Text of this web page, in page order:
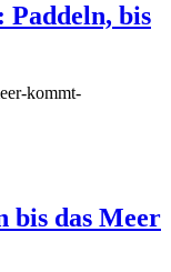
Paddeln, bis
kommt-
bis das Meer